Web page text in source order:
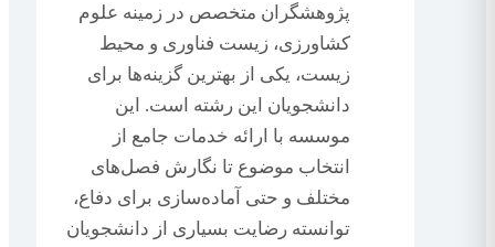
پژوهشگران متخصص در زمینه علوم
کشاورزی، زیست فناوری و محیط
زیست، یکی از بهترین گزینه‌ها برای
دانشجویان این رشته است. این
موسسه با ارائه خدمات جامع از
انتخاب موضوع تا نگارش فصل‌های
مختلف و حتی آماده‌سازی برای دفاع،
توانسته رضایت بسیاری از دانشجویان